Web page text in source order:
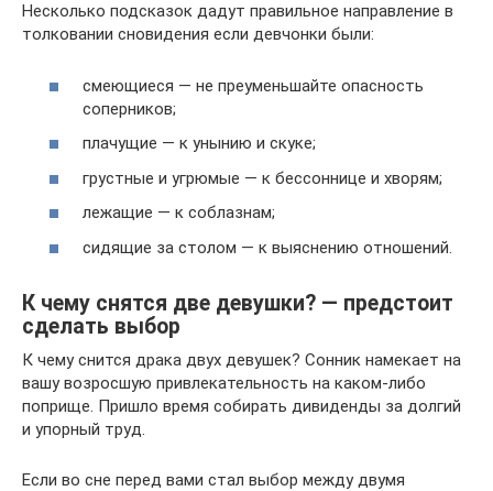
Несколько подсказок дадут правильное направление в
толковании сновидения если девчонки были:
смеющиеся — не преуменьшайте опасность
соперников;
плачущие — к унынию и скуке;
грустные и угрюмые — к бессоннице и хворям;
лежащие — к соблазнам;
сидящие за столом — к выяснению отношений.
К чему снятся две девушки? — предстоит
сделать выбор
К чему снится драка двух девушек? Сонник намекает на
вашу возросшую привлекательность на каком-либо
поприще. Пришло время собирать дивиденды за долгий
и упорный труд.
Если во сне перед вами стал выбор между двумя